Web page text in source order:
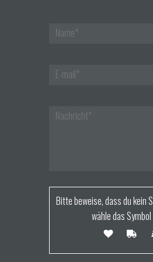
Bitte beweise, dass du kein
wähle das Symbol